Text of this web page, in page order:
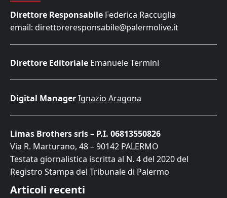
Direttore Responsabile Federica Raccuglia
email: direttoreresponsabile@palermolive.it
Direttore Editoriale Emanuele Termini
Digital ManagerIgnazio Aragona
Limas Brothers srls – P.I. 06813550826
Via R. Marturano, 48 – 90142 PALERMO
Testata giornalistica iscritta al N. 4 del 2020 del
Registro Stampa del Tribunale di Palermo
Articoli recenti